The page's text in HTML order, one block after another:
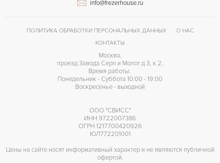
info@frezerhouse.ru
ПОЛИТИКА ОБРАБОТКИ ПЕРСОНАЛЬНЫХ ДАННЫХ
О НАС
КОНТАКТЫ
Москва,
проезд Завода Серп и Молот д 3, к 2,
Время работы:
Понедельник - Суббота 10:00 - 19:00
Воскресенье - выходной
ООО "СВИСС"
ИНН 9722007386
ОГРН 1217700420926
ЮЛ772201001
Цены на сайте носят информативный характер и не являются публичной
офертой.